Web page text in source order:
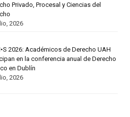
Privado, Procesal y Ciencias del
2026
2026: Académicos de Derecho UAH
en la conferencia anual de Derecho
en Dublín
2026